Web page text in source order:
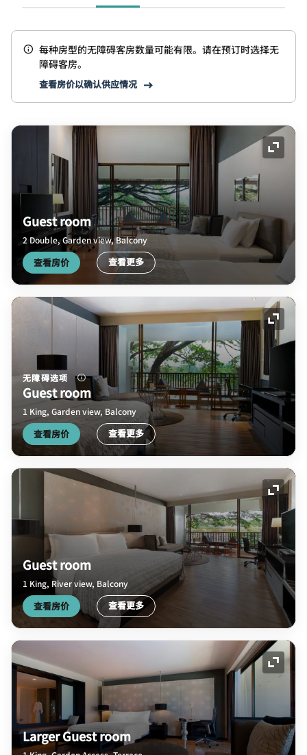
每种房型的无障碍客房数量可能有限。请在预订时选择无
障碍客房。
查看房价以确认供应情况
展开
Guest room
2 Double, Garden view, Balcony
查看房价 查看更多
展开
无障碍选项
Guest room
1 King, Garden view, Balcony
查看房价 查看更多
展开
Guest room
1 King, River view, Balcony
查看房价 查看更多
展开
Larger Guest room